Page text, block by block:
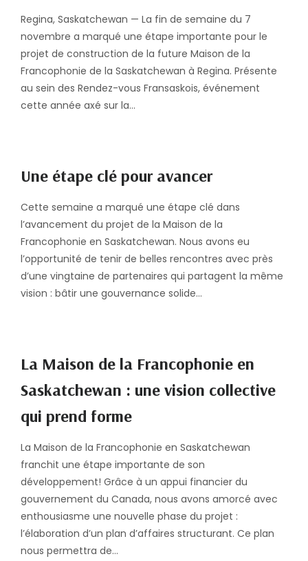
Regina, Saskatchewan — La fin de semaine du 7
novembre a marqué une étape importante pour le
projet de construction de la future Maison de la
Francophonie de la Saskatchewan à Regina. Présente
au sein des Rendez-vous Fransaskois, événement
cette année axé sur la…
Une étape clé pour avancer
Cette semaine a marqué une étape clé dans
l’avancement du projet de la Maison de la
Francophonie en Saskatchewan. Nous avons eu
l’opportunité de tenir de belles rencontres avec près
d’une vingtaine de partenaires qui partagent la même
vision : bâtir une gouvernance solide…
La Maison de la Francophonie en
Saskatchewan : une vision collective
qui prend forme
La Maison de la Francophonie en Saskatchewan
franchit une étape importante de son
développement! Grâce à un appui financier du
gouvernement du Canada, nous avons amorcé avec
enthousiasme une nouvelle phase du projet :
l’élaboration d’un plan d’affaires structurant. Ce plan
nous permettra de…